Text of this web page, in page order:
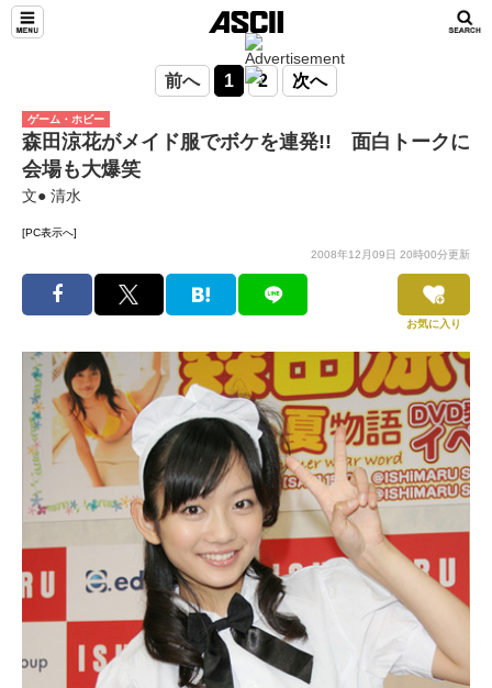
前へ 1 2 次へ
ゲーム・ホビー
森田涼花がメイド服でボケを連発!! 面白トークに
会場も大爆笑
文● 清水
[PC表示へ]
2008年12月09日 20時00分更新
お気に入り